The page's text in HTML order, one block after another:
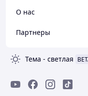
О нас
Партнеры
Тема - светлая